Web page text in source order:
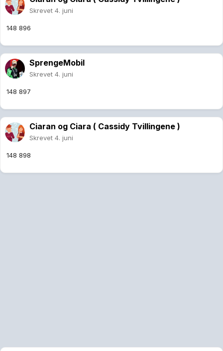
Skrevet 4. juni
148 896
SprengeMobil
Skrevet 4. juni
148 897
Ciaran og Ciara ( Cassidy Tvillingene )
Skrevet 4. juni
148 898